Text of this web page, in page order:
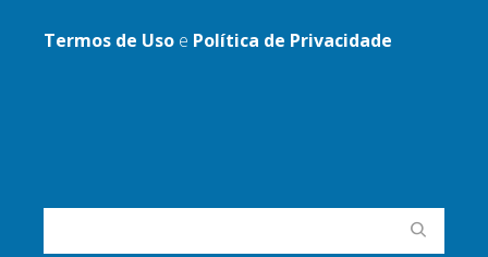
Termos de Uso e Política de Privacidade